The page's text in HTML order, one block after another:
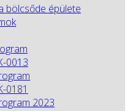
bölcsőde épülete
0013
0181
2023